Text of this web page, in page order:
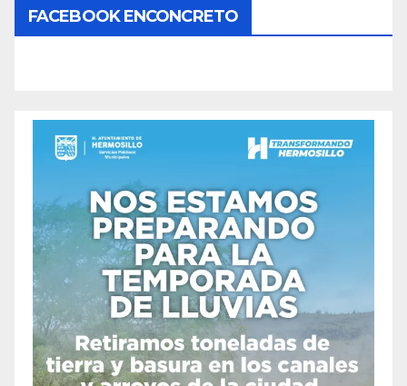
FACEBOOK ENCONCRETO